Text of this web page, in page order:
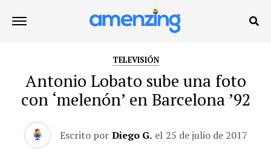
TELEVISIÓN
Antonio Lobato sube una foto
con ‘melenón’ en Barcelona ’92
Escrito por Diego G. el 25 de julio de 2017